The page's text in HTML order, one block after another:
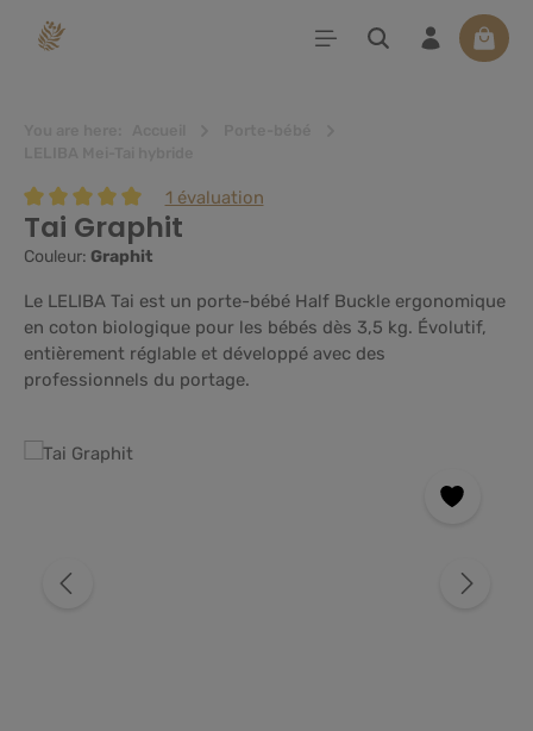
principal Le
Note moyenne de 5 sur 5 étoiles
1 évaluation
Tai Graphit
Couleur: Graphit
Le LELIBA Tai est un porte-bébé Half Buckle ergonomique
en coton biologique pour les bébés dès 3,5 kg. Évolutif,
entièrement réglable et développé avec des
professionnels du portage.
Ignorer la galerie d'images